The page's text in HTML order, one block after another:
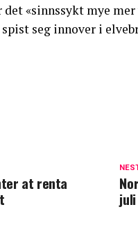
det «sinnssykt mye
seg innover i
juli
at renta